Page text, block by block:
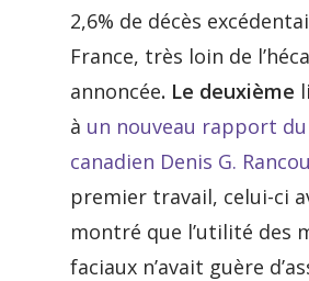
2,6% de décès
France, très loin de
annoncée. Le deuxième
à un nouveau rapport
canadien Denis G.
premier travail, celui-ci
montré que l’utilité des
faciaux n’avait guère